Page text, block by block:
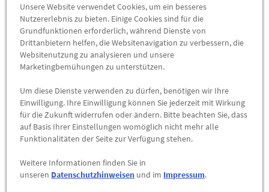
Original Peugeot 308 Radkappen Satz 16 Zoll 4
Teilig MOPAR Radblenden Radkappe 1685046980
1685046980
Original Peugeot 308 Radkappen Satz 16 Zoll 4 Teilig MOPAR
155,58 €*
ZUM PRODUKT
Unsere Website verwendet Cookies, um ein besseres
Nutzererlebnis zu bieten. Einige Cookies sind für die
Grundfunktionen erforderlich, während Dienste von
Drittanbietern helfen, die Websitenavigation zu verbessern, die
Websitenutzung zu analysieren und unsere
Marketingbemühungen zu unterstützen.
Um diese Dienste verwenden zu dürfen, benötigen wir Ihre
Einwilligung. Ihre Einwilligung können Sie jederzeit mit Wirkung
für die Zukunft widerrufen oder ändern. Bitte beachten Sie, dass
auf Basis Ihrer Einstellungen womöglich nicht mehr alle
Funktionalitäten der Seite zur Verfügung stehen.
Weitere Informationen finden Sie in
unseren Datenschutzhinweisen und im Impressum.